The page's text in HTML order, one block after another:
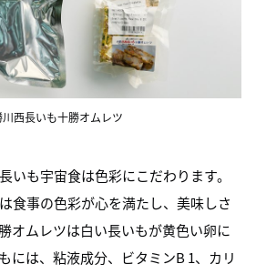
いも宇宙食は色彩にこだわります。
食事の色彩が心を満たし、美味しさ
オムレツは白い長いもが黄色い卵に
には、粘液成分、ビタミンB 1、カリ
西長いも十勝オムレツ